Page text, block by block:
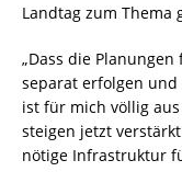
Landtag zum Thema
„Dass die
separat erfolgen und
ist für mich völlig
steigen jetzt
nötige Infrastruktur